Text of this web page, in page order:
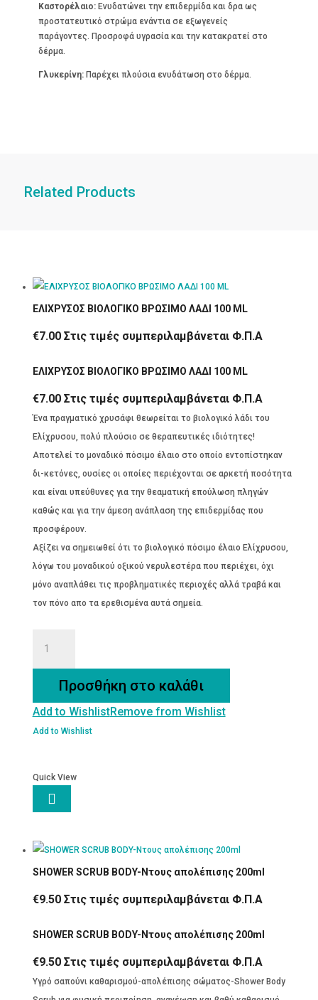
Καστορέλαιο:Ενυδατώνει την επιδερμίδα και δρα ως
προστατευτικό στρώμα ενάντια σε εξωγενείς
παράγοντες. Προσροφά υγρασία και την κατακρατεί στο
δέρμα.
Γλυκερίνη: Παρέχει πλούσια ενυδάτωση στο δέρμα.
Related Products
ΕΛΙΧΡΥΣΟΣ ΒΙΟΛΟΓΙΚΟ ΒΡΩΣΙΜΟ ΛΑΔΙ 100 ML
€7.00 Στις τιμές συμπεριλαμβάνεται Φ.Π.Α
ΕΛΙΧΡΥΣΟΣ ΒΙΟΛΟΓΙΚΟ ΒΡΩΣΙΜΟ ΛΑΔΙ 100 ML
€7.00 Στις τιμές συμπεριλαμβάνεται Φ.Π.Α
Ένα πραγματικό χρυσάφι θεωρείται το βιολογικό λάδι του
Ελίχρυσου, πολύ πλούσιο σε θεραπευτικές ιδιότητες!
Αποτελεί το μοναδικό πόσιμο έλαιο στο οποίο εντοπίστηκαν
δι-κετόνες, ουσίες οι οποίες περιέχονται σε αρκετή ποσότητα
και είναι υπεύθυνες για την θεαματική επούλωση πληγών
καθώς και για την άμεση ανάπλαση της επιδερμίδας που
προσφέρουν.
Αξίζει να σημειωθεί ότι το βιολογικό πόσιμο έλαιο Ελίχρυσου,
λόγω του μοναδικού οξικού νερυλεστέρα που περιέχει, όχι
μόνο αναπλάθει τις προβληματικές περιοχές αλλά τραβά και
τον πόνο απο τα ερεθισμένα αυτά σημεία.
100
ML
Προσθήκη στο καλάθι
Add to WishlistRemove from Wishlist
Add to Wishlist
Quick View

SHOWER SCRUB BODY-Nτους απολέπισης 200ml
€9.50 Στις τιμές συμπεριλαμβάνεται Φ.Π.Α
SHOWER SCRUB BODY-Nτους απολέπισης 200ml
€9.50 Στις τιμές συμπεριλαμβάνεται Φ.Π.Α
Yγρό σαπούνι καθαρισμού-απολέπισης σώματος-Shower Body